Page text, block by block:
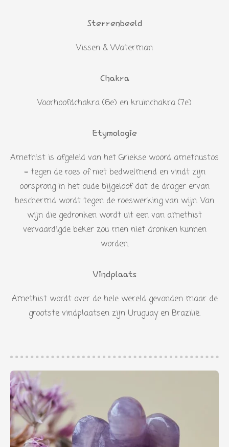
Sterrenbeeld
Vissen & Waterman
Chakra
Voorhoofdchakra (6e) en kruinchakra (7e)
Etymologie
Amethist is afgeleid van het Griekse woord amethustos
= tegen de roes of niet bedwelmend en vindt zijn
oorsprong in het oude bijgeloof dat de drager ervan
beschermd wordt tegen de roeswerking van wijn. Van
wijn die gedronken wordt uit een van amethist
vervaardigde beker zou men niet dronken kunnen
worden.
Vindplaats
Amethist wordt over de hele wereld gevonden maar de
grootste vindplaatsen zijn Uruguay en Brazilië.